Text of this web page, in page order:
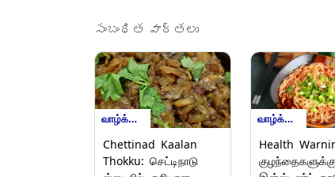
సంబంధిత వార్తలు
வாழ்க்கை முறைகள்
Chettinad Kaalan
Thokku: செட்டிநாடு
வாழ்க்கை முறைகள்
Health